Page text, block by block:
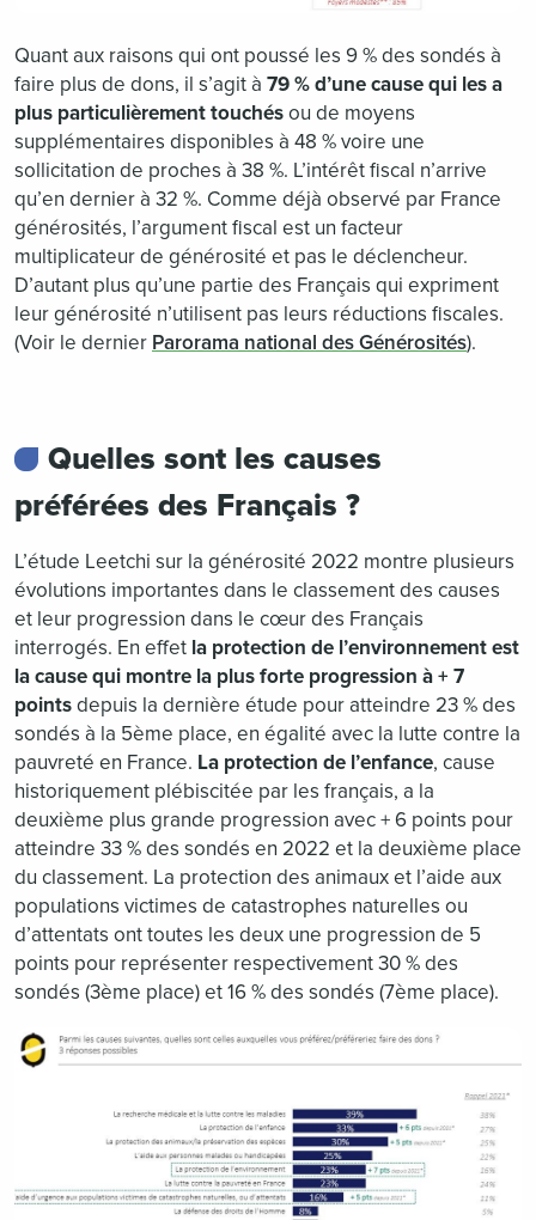
Quant aux raisons qui ont poussé les 9 % des sondés à
faire plus de dons, il s’agit à 79 % d’une cause qui les a
plus particulièrement touchésou de moyens
supplémentaires disponibles à 48 % voire une
sollicitation de proches à 38 %. L’intérêt fiscal n’arrive
qu’en dernier à 32 %. Comme déjà observé par France
générosités, l’argument fiscal est un facteur
multiplicateur de générosité et pas le déclencheur.
D’autant plus qu’une partie des Français qui expriment
leur générosité n’utilisent pas leurs réductions fiscales.
(Voir le dernier Parorama national des Générosités).
Quelles sont les causes
préférées des Français ?
L’étude Leetchi sur la générosité 2022 montre plusieurs
évolutions importantes dans le classement des causes
et leur progression dans le cœur des Français
interrogés. En effet la protection de l’environnement est
la cause qui montre la plus forte progression à + 7
pointsdepuis la dernière étude pour atteindre 23 % des
sondés à la 5ème place, en égalité avec la lutte contre la
pauvreté en France. La protection de l’enfance, cause
historiquement plébiscitée par les français, a la
deuxième plus grande progression avec + 6 points pour
atteindre 33 % des sondés en 2022 et la deuxième place
du classement. La protection des animaux et l’aide aux
populations victimes de catastrophes naturelles ou
d’attentats ont toutes les deux une progression de 5
points pour représenter respectivement 30 % des
sondés (3ème place) et 16 % des sondés (7ème place).